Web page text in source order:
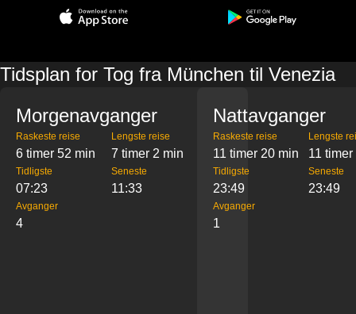
Tidsplan for Tog fra München til Venezia
Morgenavganger
Raskeste reise
6 timer 52 min
Lengste reise
7 timer 2 min
Tidligste
07:23
Seneste
11:33
Avganger
4
Nattavganger
Raskeste reise
11 timer 20 min
Lengste
11
Tidligste
23:49
Seneste
23:49
Avganger
1